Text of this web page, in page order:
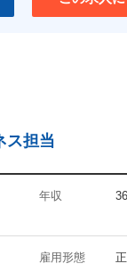
ス担当
年収
雇用形態